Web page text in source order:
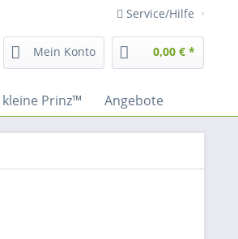
Service/Hilfe
Mein Konto 0,00 € *
Prinz™ Angebote